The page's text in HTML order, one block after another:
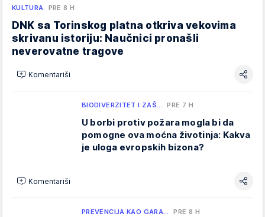
KULTURA PRE 8 H
DNK sa Torinskog platna otkriva vekovima
skrivanu istoriju: Naučnici pronašli
neverovatne tragove
Komentariši
BIODIVERZITET I ZAŠ… PRE 7 H
U borbi protiv požara mogla bi da
pomogne ova moćna životinja: Kakva
je uloga evropskih bizona?
Komentariši
PREVENCIJA KAO GARA… PRE 8 H